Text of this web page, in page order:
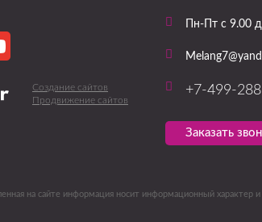
Создание сайтов
Продвижение сайтов
Пн-Пт с 9.00
+7-499-
Заказать
на сайте информация носит информационный